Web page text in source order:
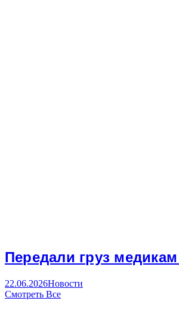
Передали груз
22.06.2026Новости
Смотреть Все